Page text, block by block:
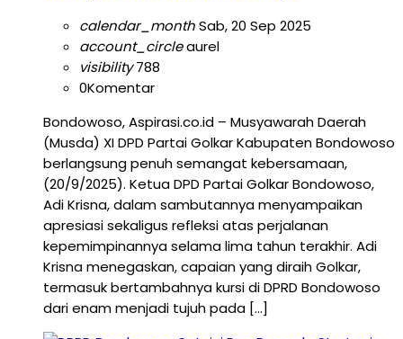
calendar_monthSab, 20 Sep 2025
account_circleaurel
visibility788
0Komentar
Bondowoso, Aspirasi.co.id – Musyawarah Daerah
(Musda) XI DPD Partai Golkar Kabupaten Bondowoso
berlangsung penuh semangat kebersamaan,
(20/9/2025). Ketua DPD Partai Golkar Bondowoso,
Adi Krisna, dalam sambutannya menyampaikan
apresiasi sekaligus refleksi atas perjalanan
kepemimpinannya selama lima tahun terakhir. Adi
Krisna menegaskan, capaian yang diraih Golkar,
termasuk bertambahnya kursi di DPRD Bondowoso
dari enam menjadi tujuh pada […]